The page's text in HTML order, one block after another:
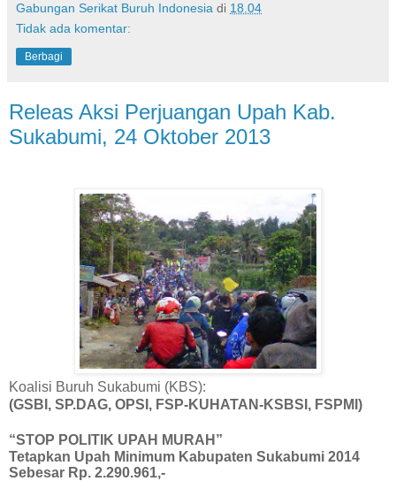
Gabungan Serikat Buruh Indonesia di 18.04
Tidak ada komentar:
Berbagi
Releas Aksi Perjuangan Upah Kab.
Sukabumi, 24 Oktober 2013
Koalisi Buruh Sukabumi (KBS):
(GSBI, SP.DAG, OPSI, FSP-KUHATAN-KSBSI, FSPMI)
“STOP POLITIK UPAH MURAH”
Tetapkan Upah Minimum Kabupaten Sukabumi 2014
Sebesar Rp. 2.290.961,-